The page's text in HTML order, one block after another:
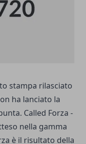
stampa rilasciato
ha lanciato la
Called Forza -
nella gamma
è il risultato della